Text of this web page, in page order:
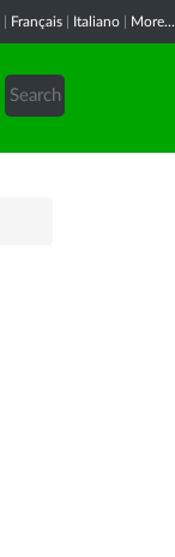
Français Italiano More...